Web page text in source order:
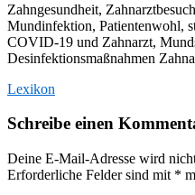
Zahngesundheit,
Mundinfektion, Patientenwohl,
COVID-19 und Zahnarzt,
Desinfektionsmaßnahmen
Lexikon
Schreibe einen
Deine E-Mail-Adresse wird
Erforderliche Felder sind mit *